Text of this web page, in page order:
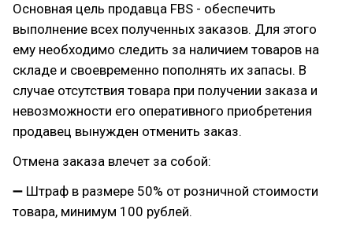
Основная цель продавца FBS - обеспечить
выполнение всех полученных заказов. Для этого
ему необходимо следить за наличием товаров на
складе и своевременно пополнять их запасы. В
случае отсутствия товара при получении заказа и
невозможности его оперативного приобретения
продавец вынужден отменить заказ.
Отмена заказа влечет за собой:
➖ Штраф в размере 50% от розничной стоимости
товара, минимум 100 рублей.